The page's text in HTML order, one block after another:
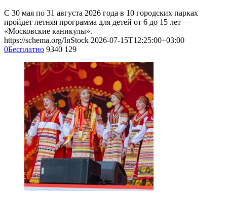
С 30 мая по 31 августа 2026 года в 10 городских парках
пройдет летняя программа для детей от 6 до 15 лет —
«Московские каникулы».
https://schema.org/InStock 2026-07-15T12:25:00+03:00
0Бесплатно 9340 129